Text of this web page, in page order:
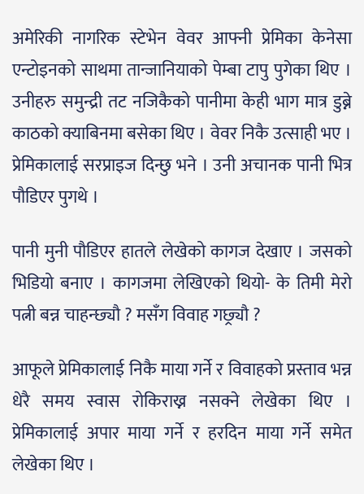
अमेरिकी नागरिक स्टेभेन वेवर आफ्नी प्रेमिका केनेसा
एन्टोइनको साथमा तान्जानियाको पेम्बा टापु पुगेका थिए ।
उनीहरु समुन्द्री तट नजिकैको पानीमा केही भाग मात्र डुब्ने
काठको क्याबिनमा बसेका थिए । वेवर निकै उत्साही भए ।
प्रेमिकालाई सरप्राइज दिन्छु भने । उनी अचानक पानी भित्र
पौडिएर पुगथे ।
पानी मुनी पौडिएर हातले लेखेको कागज देखाए । जसको
भिडियो बनाए । कागजमा लेखिएको थियो- के तिमी मेरो
पत्नी बन्न चाहन्छ्यौ ? मसँग विवाह गछ्र्यौ ?
आफूले प्रेमिकालाई निकै माया गर्ने र विवाहको प्रस्ताव भन्न
धेरै समय स्वास रोकिराख्न नसक्ने लेखेका थिए ।
प्रेमिकालाई अपार माया गर्ने र हरदिन माया गर्ने समेत
लेखेका थिए ।